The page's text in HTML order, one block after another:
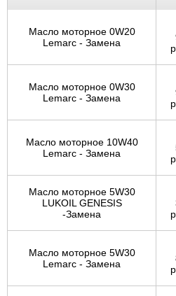
Санкт-Петербург
Саратов
Солнцево
Тольятти
Тула
Тюмень
Масло моторное 0W20
Lemarc - Замена
Масло моторное 0W30
Lemarc - Замена
Масло моторное 10W40
Lemarc - Замена
Масло моторное 5W30
LUKOIL GENESIS
-Замена
Масло моторное 5W30
Lemarc - Замена